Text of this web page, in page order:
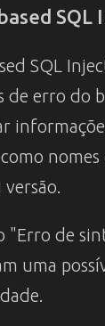
SQL
SQL
de erro do
nomes
"Erro de
uma